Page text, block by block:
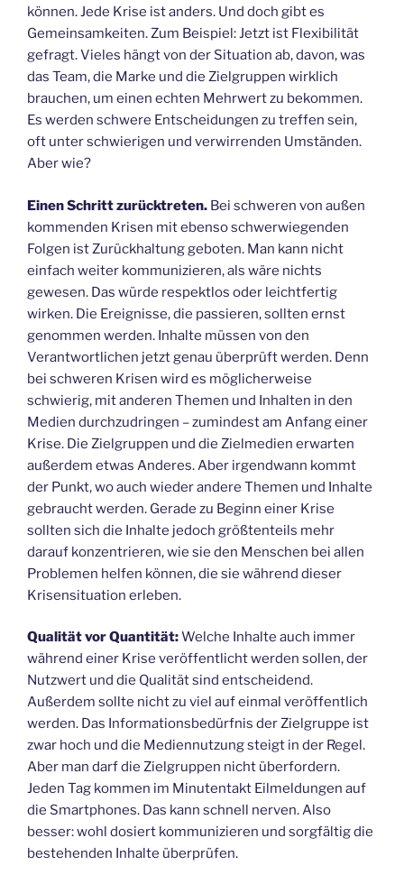
können. Jede Krise ist anders. Und doch gibt es
Gemeinsamkeiten. Zum Beispiel: Jetzt ist Flexibilität
gefragt. Vieles hängt von der Situation ab, davon, was
das Team, die Marke und die Zielgruppen wirklich
brauchen, um einen echten Mehrwert zu bekommen.
Es werden schwere Entscheidungen zu treffen sein,
oft unter schwierigen und verwirrenden Umständen.
Aber wie?
Einen Schritt zurücktreten. Bei schweren von außen
kommenden Krisen mit ebenso schwerwiegenden
Folgen ist Zurückhaltung geboten. Man kann nicht
einfach weiter kommunizieren, als wäre nichts
gewesen. Das würde respektlos oder leichtfertig
wirken. Die Ereignisse, die passieren, sollten ernst
genommen werden. Inhalte müssen von den
Verantwortlichen jetzt genau überprüft werden. Denn
bei schweren Krisen wird es möglicherweise
schwierig, mit anderen Themen und Inhalten in den
Medien durchzudringen – zumindest am Anfang einer
Krise. Die Zielgruppen und die Zielmedien erwarten
außerdem etwas Anderes. Aber irgendwann kommt
der Punkt, wo auch wieder andere Themen und Inhalte
gebraucht werden. Gerade zu Beginn einer Krise
sollten sich die Inhalte jedoch größtenteils mehr
darauf konzentrieren, wie sie den Menschen bei allen
Problemen helfen können, die sie während dieser
Krisensituation erleben.
Qualität vor Quantität:Welche Inhalte auch immer
während einer Krise veröffentlicht werden sollen, der
Nutzwert und die Qualität sind entscheidend.
Außerdem sollte nicht zu viel auf einmal veröffentlich
werden. Das Informationsbedürfnis der Zielgruppe ist
zwar hoch und die Mediennutzung steigt in der Regel.
Aber man darf die Zielgruppen nicht überfordern.
Jeden Tag kommen im Minutentakt Eilmeldungen auf
die Smartphones. Das kann schnell nerven. Also
besser: wohl dosiert kommunizieren und sorgfältig die
bestehenden Inhalte überprüfen.